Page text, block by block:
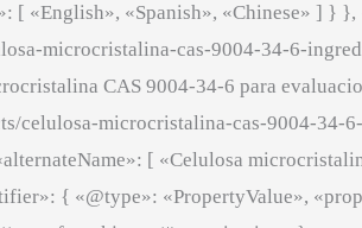
[ «English», «Spanish», «Chinese» ] }
microcristalina-cas-9004-34-6-
CAS 9004-34-6 para
celulosa-microcristalina-cas-9004-34-
[ «Celulosa
{ «@type»: «PropertyValue»,